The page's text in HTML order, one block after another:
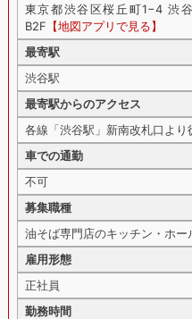
東京都渋谷区桜丘町1−4 渋
B2F 【地図アプリで見る】
最寄駅
渋谷駅
最寄駅からのアクセス
各線「渋谷駅」新南改札口より
車での通勤
不可
募集職種
油そば専門店のキッチン・ホー
雇用形態
正社員
勤務時間